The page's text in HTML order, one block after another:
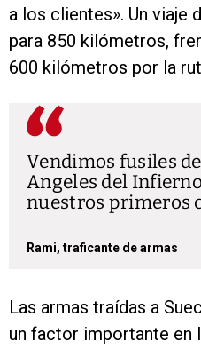
a los clientes». Un viaje
para 850 kilómetros,
600 kilómetros por la
Vendimos fusiles
Angeles del
nuestros primeros
Rami, traficante de armas
Las armas traídas a
un factor importante en